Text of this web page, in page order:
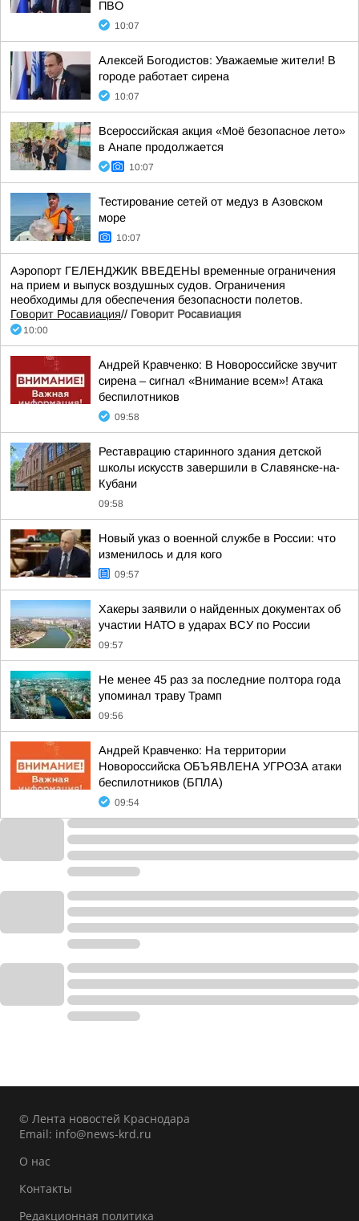
ПВО
10:07
Алексей Богодистов: Уважаемые жители! В
городе работает сирена
10:07
Всероссийская акция «Моё безопасное лето»
в Анапе продолжается
10:07
Тестирование сетей от медуз в Азовском
море
10:07
Аэропорт ГЕЛЕНДЖИК ВВЕДЕНЫ временные ограничения
на прием и выпуск воздушных судов. Ограничения
необходимы для обеспечения безопасности полетов.
Говорит Росавиация// Говорит Росавиация
10:00
Андрей Кравченко: В Новороссийске звучит
сирена – сигнал «Внимание всем»! Атака
беспилотников
09:58
Реставрацию старинного здания детской
школы искусств завершили в Славянске-на-
Кубани
09:58
Новый указ о военной службе в России: что
изменилось и для кого
09:57
Хакеры заявили о найденных документах об
участии НАТО в ударах ВСУ по России
09:57
Не менее 45 раз за последние полтора года
упоминал траву Трамп
09:56
Андрей Кравченко: На территории
Новороссийска ОБЪЯВЛЕНА УГРОЗА атаки
беспилотников (БПЛА)
09:54
© Лента новостей Краснодара
Email: info@news-krd.ru
О нас
Контакты
Редакционная политика